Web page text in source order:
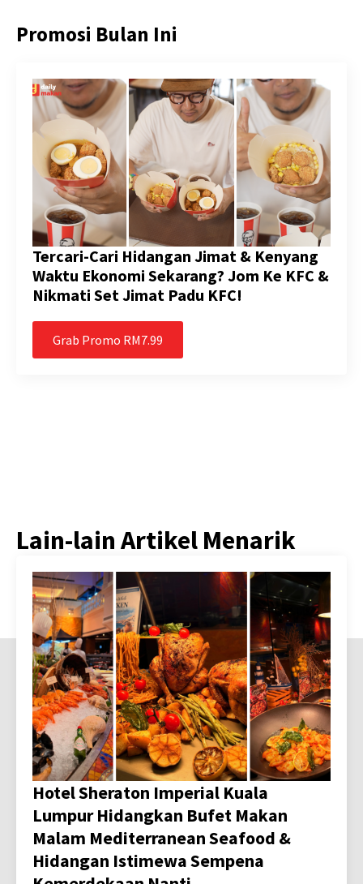
Promosi Bulan Ini
Tercari-Cari Hidangan Jimat & Kenyang
Waktu Ekonomi Sekarang? Jom Ke KFC &
Nikmati Set Jimat Padu KFC!
Grab Promo RM7.99
Lain-lain Artikel Menarik
Hotel Sheraton Imperial Kuala
Lumpur Hidangkan Bufet Makan
Malam Mediterranean Seafood &
Hidangan Istimewa Sempena